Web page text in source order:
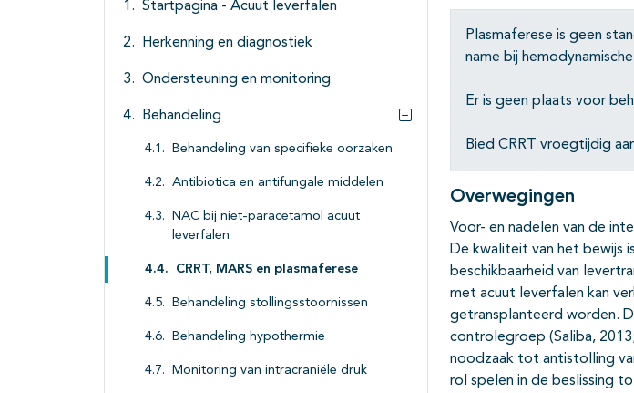
Startpagina - Acuut leverfalen
Herkenning en diagnostiek
Ondersteuning en monitoring
Behandeling
Subpagina's open- en
Behandeling van specifieke oorzaken
Antibiotica en antifungale middelen
NAC bij niet-paracetamol acuut
leverfalen
CRRT, MARS en plasmaferese
Behandeling stollingsstoornissen
Behandeling hypothermie
Monitoring van intracraniële druk
Plasmaferese is geen
name bij
Er is geen plaats voor
Bied CRRT vroegtijdig
Overwegingen
Voor- en nadelen van de
De kwaliteit van het bewijs
beschikbaarheid van
met acuut leverfalen kan
getransplanteerd worden.
controlegroep (Saliba,
noodzaak tot antistolling
rol spelen in de beslissing